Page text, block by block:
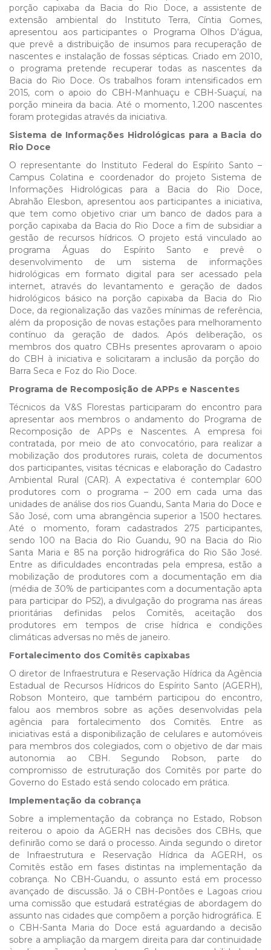
porção capixaba da Bacia do Rio Doce, a assistente de
extensão ambiental do Instituto Terra, Cíntia Gomes,
apresentou aos participantes o Programa Olhos D’água,
que prevê a distribuição de insumos para recuperação de
nascentes e instalação de fossas sépticas. Criado em 2010,
o programa pretende recuperar todas as nascentes da
Bacia do Rio Doce. Os trabalhos foram intensificados em
2015, com o apoio do CBH-Manhuaçu e CBH-Suaçuí, na
porção mineira da bacia. Até o momento, 1.200 nascentes
foram protegidas através da iniciativa.
Sistema de Informações Hidrológicas para a Bacia do
Rio Doce
O representante do Instituto Federal do Espírito Santo –
Campus Colatina e coordenador do projeto Sistema de
Informações Hidrológicas para a Bacia do Rio Doce,
Abrahão Elesbon, apresentou aos participantes a iniciativa,
que tem como objetivo criar um banco de dados para a
porção capixaba da Bacia do Rio Doce a fim de subsidiar a
gestão de recursos hídricos. O projeto está vinculado ao
programa Águas do Espírito Santo e prevê o
desenvolvimento de um sistema de informações
hidrológicas em formato digital para ser acessado pela
internet, através do levantamento e geração de dados
hidrológicos básico na porção capixaba da Bacia do Rio
Doce, da regionalização das vazões mínimas de referência,
além da proposição de novas estações para melhoramento
contínuo da geração de dados. Após deliberação, os
membros dos quatro CBHs presentes aprovaram o apoio
do CBH à iniciativa e solicitaram a inclusão da porção do
Barra Seca e Foz do Rio Doce.
Programa de Recomposição de APPs e Nascentes
Técnicos da V&S Florestas participaram do encontro para
apresentar aos membros o andamento do Programa de
Recomposição de APPs e Nascentes. A empresa foi
contratada, por meio de ato convocatório, para realizar a
mobilização dos produtores rurais, coleta de documentos
dos participantes, visitas técnicas e elaboração do Cadastro
Ambiental Rural (CAR). A expectativa é contemplar 600
produtores com o programa – 200 em cada uma das
unidades de análise dos rios Guandu, Santa Maria do Doce e
São José, com uma abrangência superior a 1500 hectares.
Até o momento, foram cadastrados 275 participantes,
sendo 100 na Bacia do Rio Guandu, 90 na Bacia do Rio
Santa Maria e 85 na porção hidrográfica do Rio São José.
Entre as dificuldades encontradas pela empresa, estão a
mobilização de produtores com a documentação em dia
(média de 30% de participantes com a documentação apta
para participar do P52), a divulgação do programa nas áreas
prioritárias definidas pelos Comitês, aceitação dos
produtores em tempos de crise hídrica e condições
climáticas adversas no mês de janeiro.
Fortalecimento dos Comitês capixabas
O diretor de Infraestrutura e Reservação Hídrica da Agência
Estadual de Recursos Hídricos do Espírito Santo (AGERH),
Robson Monteiro, que também participou do encontro,
falou aos membros sobre as ações desenvolvidas pela
agência para fortalecimento dos Comitês. Entre as
iniciativas está a disponibilização de celulares e automóveis
para membros dos colegiados, com o objetivo de dar mais
autonomia ao CBH. Segundo Robson, parte do
compromisso de estruturação dos Comitês por parte do
Governo do Estado está sendo colocado em prática.
Implementação da cobrança
Sobre a implementação da cobrança no Estado, Robson
reiterou o apoio da AGERH nas decisões dos CBHs, que
definirão como se dará o processo. Ainda segundo o diretor
de Infraestrutura e Reservação Hídrica da AGERH, os
Comitês estão em fases distintas na implementação da
cobrança. No CBH-Guandu, o assunto está em processo
avançado de discussão. Já o CBH-Pontões e Lagoas criou
uma comissão que estudará estratégias de abordagem do
assunto nas cidades que compõem a porção hidrográfica. E
o CBH-Santa Maria do Doce está aguardando a decisão
sobre a ampliação da margem direita para dar continuidade